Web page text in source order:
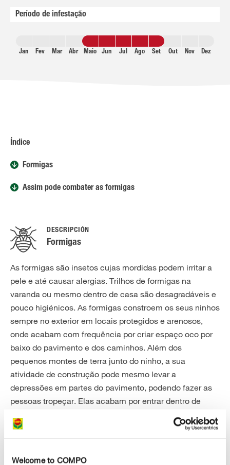
Welcome to COMPO
Período de infestação
Jan Fev Mar Abr Maio Jun Jul Ago Set Out Nov Dez
Índice
Formigas
Assim pode combater as formigas
DESCRIPCIÓN
Formigas
As formigas são insetos cujas mordidas podem irritar a
pele e até causar alergias. Trilhos de formigas na
varanda ou mesmo dentro de casa são desagradáveis e
pouco higiénicos. As formigas constroem os seus ninhos
sempre no exterior em locais protegidos e arenosos,
onde acabam com frequência por criar espaço oco por
baixo do pavimento e dos caminhos. Além dos
pequenos montes de terra junto do ninho, a sua
atividade de construção pode mesmo levar a
depressões em partes do pavimento, podendo fazer as
pessoas tropeçar. Elas acabam por entrar dentro de
com o seu apurado sentido de olfato sobretudo